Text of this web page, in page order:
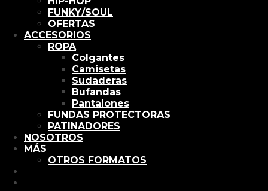
FUNKY/SOUL
OFERTAS
ACCESORIOS
ROPA
Colgantes
Camisetas
Sudaderas
Bufandas
Pantalones
FUNDAS PROTECTORAS
PATINADORES
NOSOTROS
MÁS
OTROS FORMATOS